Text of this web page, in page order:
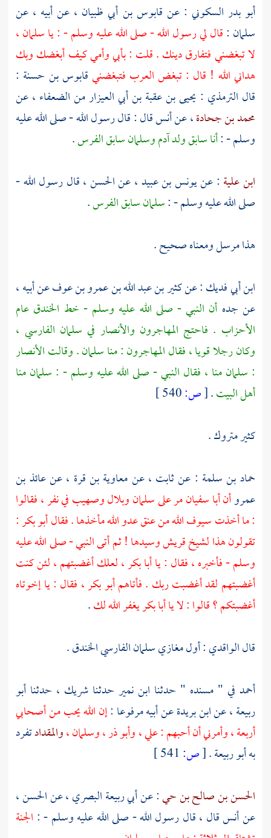
أبو بدر السكوني : عن قابوس بن أبي ظبيان ، عن أبيه ، عن
سلمان :قال لي رسول الله - صلى الله عليه وسلم - : ياسلمان،
لا تبغضني فتفارق دينك . قلت : بأبي وأمي كيف أبغضك وبك
هداني الله ! قال : تبغض العرب فتبغضنيقابوس بن حسنة :
قال الترمذي : يحيى بن عقبة بن أبي العيزارمن الضعفاء ، عن
محمد بن جحادة، عنأنسقال : قال رسول الله - صلى الله عليه
وسلم - :أنا سابق ولد آدموسلمانسابق الفرس.
ابن علية : عنيونس بن عبيد، عنالحسن، قال رسول الله -
صلى الله عليه وسلم - :سلمانسابق الفرس.
هذا مرسل ومعناه صحيح .
ابن أبي فديك: عنكثير بن عبد الله بن عمرو بن عوفعن أبيه ،
عن جده أن النبي - صلى الله عليه وسلم - خط الخندق عام
الأحزاب . فاحتج المهاجرون والأنصار في سلمان الفارسي ،
وكان رجلا قويا ، فقالالمهاجرون: مناسلمان. وقالتالأنصار
: سلمانمنا ، فقال النبي - صلى الله عليه وسلم - : سلمانمنا
أهل البيت.
[ص:
كثير متروك .
حماد بن سلمة : عنثابت ، عنمعاوية بن قرة ، عنعائذ بن
عمروأنأبا سفيانمر علىسلمانوبلالوصهيبفي نفر ، فقالوا
: ما أخذت سيوف الله من عنق عدو الله مأخذها . فقالأبو بكر:
تقولون هذا لشيخقريشوسيدها ! ثم أتى النبي - صلى الله عليه
وسلم - فأخبره ، فقال : ياأبا بكر، لعلك أغضبتهم ، لئن كنت
أغضبتهم لقد أغضبت ربك . فأتاهمأبو بكر، فقال : يا إخوتاه
أغضبتكم ؟ قالوا : لا ياأبا بكريغفر الله لك.
قالالواقدي: أول مغازيسلمان الفارسيالخندق.
أحمد في " مسنده " حدثنا ابن نمير حدثنا شريك ، حدثنا أبو
ربيعة، عنابن بريدةعن أبيه مرفوعا :إن الله يحب من أصحابي
أربعة ، وأمرني أن أحبهم :علي،وأبو ذر،وسلمان،والمقدادتفرد
بهأبو ربيعة.
[ص:
الحسن بن صالح بن حي: عنأبي ربيعة البصري، عنالحسن،
عنأنسقال ، قال رسول الله - صلى الله عليه وسلم - : الجنة